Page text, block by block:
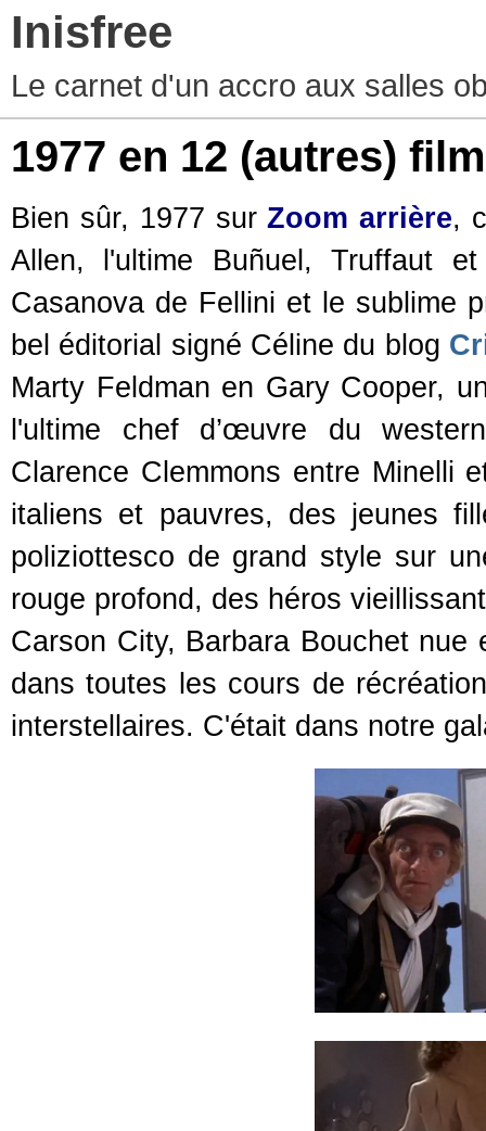
Inisfree
Le carnet d'un accro aux salles
1977 en 12 (autres)
Bien sûr, 1977 surZoom arrière,
Allen, l'ultime Buñuel , Truffaut
Casanova de Fellini et le sublime
bel éditorial signé Céline du blog
Marty Feldman en Gary Cooper,
l'ultime chef d’œuvre du
Clarence Clemmons entre Minelli
italiens et pauvres, des jeunes
poliziottesco de grand style sur
rouge profond, des héros
Carson City, Barbara Bouchet
dans toutes les cours de
interstellaires. C'était dans notre